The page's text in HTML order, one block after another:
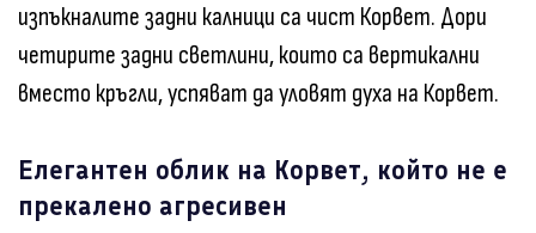
изпъкналите задни калници са чист Корвет. Дори
четирите задни светлини, които са вертикални
вместо кръгли, успяват да уловят духа на Корвет.
Елегантен облик на Корвет, който не е
прекалено агресивен